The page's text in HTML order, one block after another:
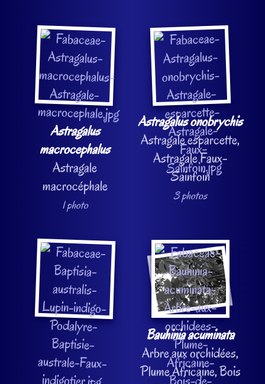
Astragalus
macrocephalus
Astragale
macrocéphale
1 photo
Astragalus onobrychis
Astragale esparcette,
Astragale Faux-
Sainfoin
3 photos
Bauhinia acuminata
Arbre aux orchidées,
Plume Africaine, Bois